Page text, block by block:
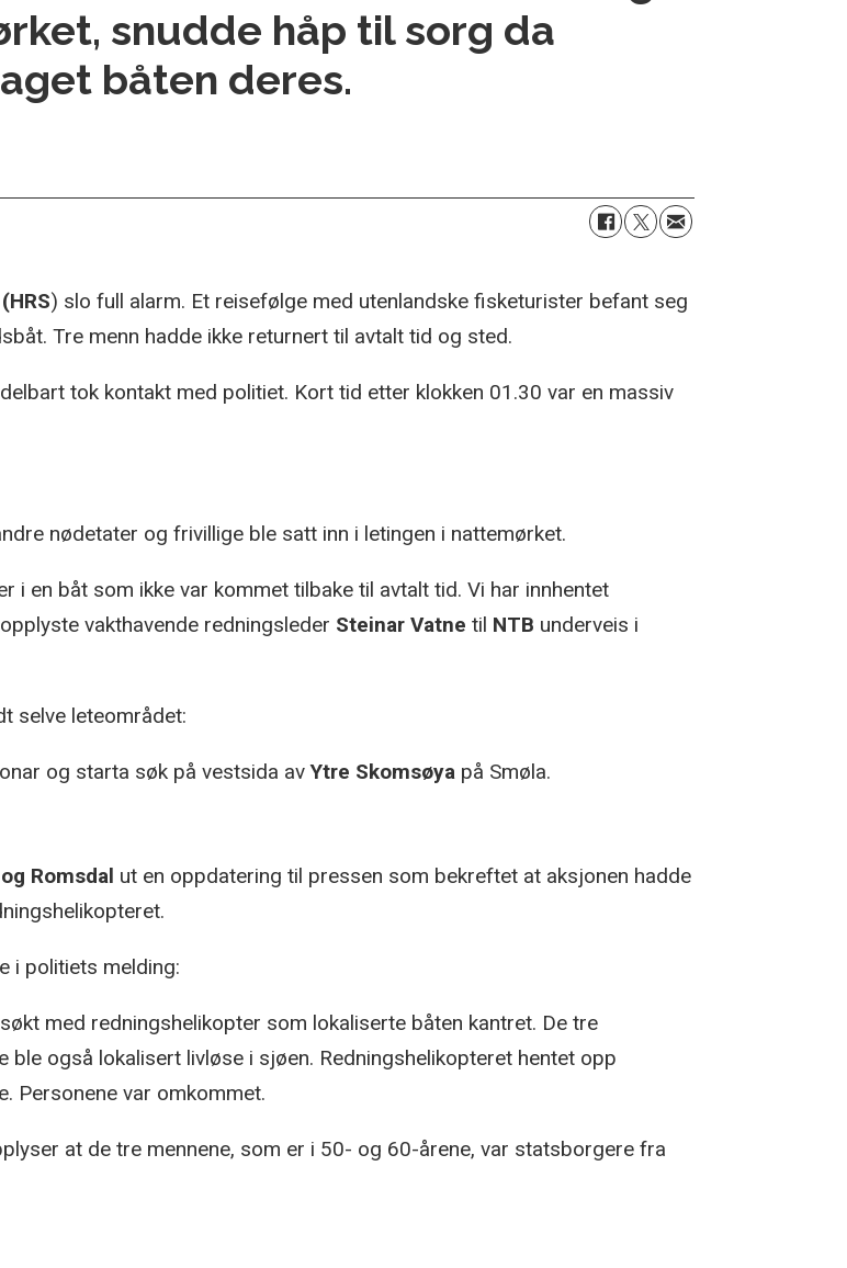
snudde håp til sorg da
båten deres.
) slo full alarm. Et reisefølge med utenlandske fisketurister befant seg
Tre menn hadde ikke returnert til avtalt tid og sted.
tok kontakt med politiet. Kort tid etter klokken 01.30 var en massiv
nødetater og frivillige ble satt inn i letingen i nattemørket.
i en båt som ikke var kommet tilbake til avtalt tid. Vi har innhentet
vakthavende redningsleder Steinar Vatne til NTB underveis i
selve leteområdet:
og starta søk på vestsida avYtre Skomsøya på Smøla.
Romsdal ut en oppdatering til pressen som bekreftet at aksjonen hadde
i politiets melding:
med redningshelikopter som lokaliserte båten kantret. De tre
ble også lokalisert livløse i sjøen. Redningshelikopteret hentet opp
Personene var omkommet.
at de tre mennene, som er i 50- og 60-årene, var statsborgere fra